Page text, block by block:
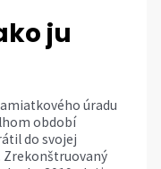
ju
úradu
období
do svojej